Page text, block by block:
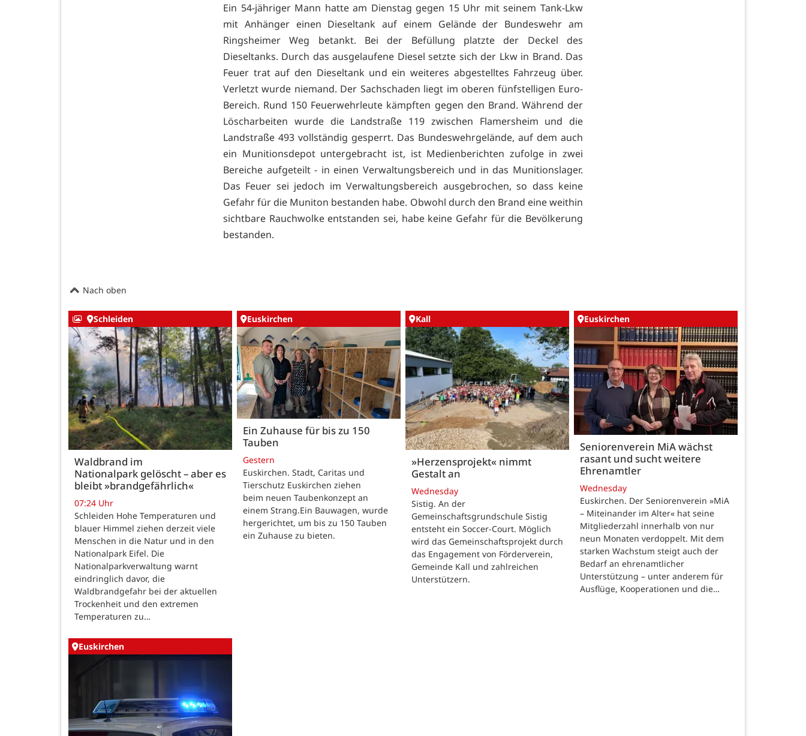
Ein 54-jähriger Mann hatte am Dienstag gegen 15 Uhr mit seinem Tank-Lkw
mit Anhänger einen Dieseltank auf einem Gelände der Bundeswehr am
Ringsheimer Weg betankt. Bei der Befüllung platzte der Deckel des
Dieseltanks. Durch das ausgelaufene Diesel setzte sich der Lkw in Brand. Das
Feuer trat auf den Dieseltank und ein weiteres abgestelltes Fahrzeug über.
Verletzt wurde niemand. Der Sachschaden liegt im oberen fünfstelligen Euro-
Bereich. Rund 150 Feuerwehrleute kämpften gegen den Brand. Während der
Löscharbeiten wurde die Landstraße 119 zwischen Flamersheim und die
Landstraße 493 vollständig gesperrt. Das Bundeswehrgelände, auf dem auch
ein Munitionsdepot untergebracht ist, ist Medienberichten zufolge in zwei
Bereiche aufgeteilt - in einen Verwaltungsbereich und in das Munitionslager.
Das Feuer sei jedoch im Verwaltungsbereich ausgebrochen, so dass keine
Gefahr für die Muniton bestanden habe. Obwohl durch den Brand eine weithin
sichtbare Rauchwolke entstanden sei, habe keine Gefahr für die Bevölkerung
bestanden.
Nach oben
Schleiden
Waldbrand im
Nationalpark gelöscht – aber es
bleibt »brandgefährlich«
07:24 Uhr
Schleiden Hohe Temperaturen und
blauer Himmel ziehen derzeit viele
Menschen in die Natur und in den
Nationalpark Eifel. Die
Nationalparkverwaltung warnt
eindringlich davor, die
Waldbrandgefahr bei der aktuellen
Trockenheit und den extremen
Temperaturen zu…
Euskirchen
Ein Zuhause für bis zu 150
Tauben
Gestern
Euskirchen. Stadt, Caritas und
Tierschutz Euskirchen ziehen
beim neuen Taubenkonzept an
einem Strang.Ein Bauwagen, wurde
hergerichtet, um bis zu 150 Tauben
ein Zuhause zu bieten.
Kall
»Herzensprojekt« nimmt
Gestalt an
Wednesday
Sistig. An der
Gemeinschaftsgrundschule Sistig
entsteht ein Soccer-Court. Möglich
wird das Gemeinschaftsprojekt durch
das Engagement von Förderverein,
Gemeinde Kall und zahlreichen
Unterstützern.
Euskirchen
Seniorenverein MiA wächst
rasant und sucht weitere
Ehrenamtler
Wednesday
Euskirchen. Der Seniorenverein »MiA
– Miteinander im Alter« hat seine
Mitgliederzahl innerhalb von nur
neun Monaten verdoppelt. Mit dem
starken Wachstum steigt auch der
Bedarf an ehrenamtlicher
Unterstützung – unter anderem für
Ausflüge, Kooperationen und die…
Euskirchen